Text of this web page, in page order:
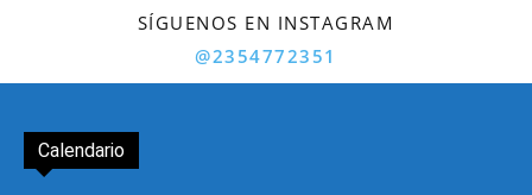
SÍGUENOS EN INSTAGRAM
@2354772351
Calendario